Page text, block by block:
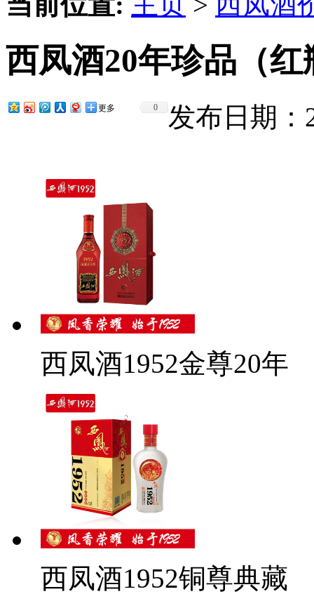
西凤酒20年珍品（红
发布日期：
更多 0
西凤酒1952金尊20年
西凤酒1952铜尊典藏